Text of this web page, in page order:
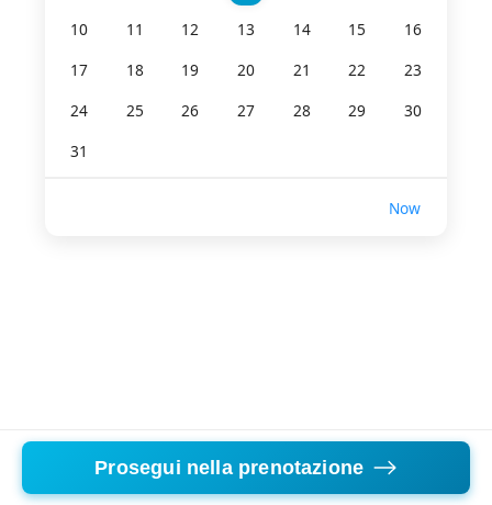
10
11 12 13 14 15
16
17
18 19 20 21 22
23
24
25 26 27 28 29
30
31
Now
Prosegui nella prenotazione